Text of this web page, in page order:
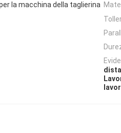
la macchina della taglierina